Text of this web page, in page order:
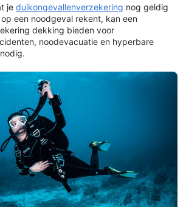
je duikongevallenverzekering nog geldig
een noodgeval rekent, kan een
dekking bieden voor
noodevacuatie en hyperbare